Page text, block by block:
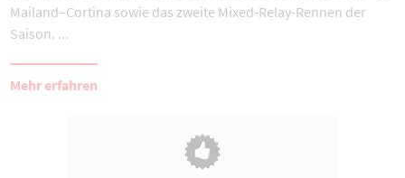
Mailand–Cortina sowie das zweite Mixed-Relay-Rennen der
Saison. ...
Mehr erfahren